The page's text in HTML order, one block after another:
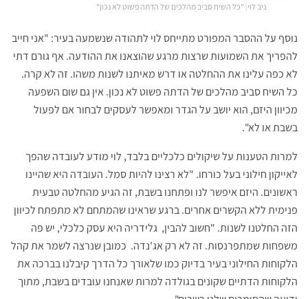
ניב לוי: "כל השיח סביב מהלכים של הדתה פשוט לא נכון"
נוסף על ההסבר המפורט מתייחס לוי לתהודה שנשמעה בעיר: "אני חייב
להפריך את השמועות שרצות מרגע שהוצאנו את ההודעה. אף גורם דתי
לא כפה עלינו את ההחלטה או דרש מאיתנו לשנות משהו. זה לא קרה.
כל השיח סביב מהלכים של הדתה פשוט לא נכון. אין גם שום השפעה
מכיוון היזם, הוא יושב על הגדר ומאפשר לעסקים לבחור אם לפעול
בשבת או לא".
למרות הטענות על שיקולים כלכליים בלבד, לוי מודע לעובדה שהפך
לאייקון חילוני בעל כורחו. "לא רצינו להיות סמל. העובדה היא שהיינו
ראשונים. היזם איפשר לנו ופתחנו בשבת, זה הגיע מהחלטה טבעית
פנימית ללא הקשרים אחרים. ברגע שראינו שהמתחם לא מתפתח לכיוון
הזה החלטנו לשנות. "חשוב להבין, גלידריה היא עסק כלכלי, יש פה
משפחות שמתפרנסות. זה לא רק אג'נדה. כמובן שנרצה לשמר את קהל
הלקוחות החילוני בעיר בדיוק כמו שלאורך כל הדרך קיבלנו בברכה את
הלקוחות הדתיים שקונים בגולדה למרות שאנחנו עובדים בשבת, מתוך